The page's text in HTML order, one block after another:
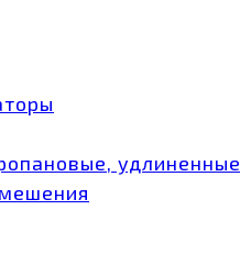
удлиненные